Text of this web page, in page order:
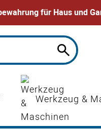
für Haus und
Werkzeug &